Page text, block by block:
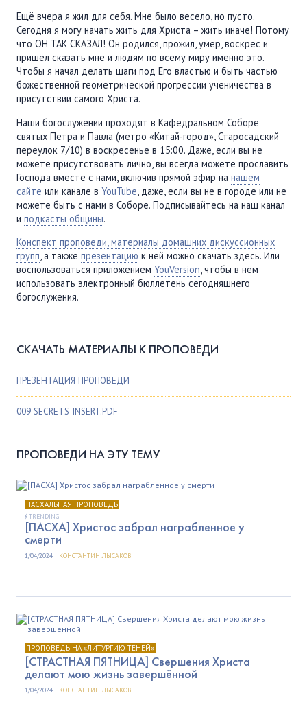
Ещё вчера я жил для себя. Мне было весело, но пусто.
Сегодня я могу начать жить для Христа – жить иначе! Потому
что ОН ТАК СКАЗАЛ! Он родился, прожил, умер, воскрес и
пришёл сказать мне и людям по всему миру именно это.
Чтобы я начал делать шаги под Его властью и быть частью
божественной геометрической прогрессии ученичества в
присутствии самого Христа.
Наши богослужении проходят в Кафедральном Соборе
святых Петра и Павла (метро «Китай-город», Старосадский
переулок 7/10) в воскресенье в 15:00. Даже, если вы не
можете присутствовать лично, вы всегда можете прославить
Господа вместе с нами, включив прямой эфир на нашем
сайте или канале в YouTube , даже, если вы не в городе или не
можете быть с нами в Соборе. Подписывайтесь на наш канал
и подкасты общины.
Конспект проповеди, материалы домашних дискуссионных
групп, а также презентацию к ней можно скачать здесь. Или
воспользоваться приложением YouVersion, чтобы в нём
использовать электронный бюллетень сегодняшнего
богослужения.
СКАЧАТЬ МАТЕРИАЛЫ К ПРОПОВЕДИ
ПРЕЗЕНТАЦИЯ ПРОПОВЕДИ
009 SECRETS INSERT.PDF
ПРОПОВЕДИ НА ЭТУ ТЕМУ
ПАСХАЛЬНАЯ ПРОПОВЕДЬ
TRENDING
[ПАСХА] Христос забрал награбленное у
смерти
1/04/2024 | КОНСТАНТИН ЛЫСАКОВ
ПРОПОВЕДЬ НА «ЛИТУРГИЮ ТЕНЕЙ»
[СТРАСТНАЯ ПЯТНИЦА] Свершения Христа
делают мою жизнь завершённой
1/04/2024 | КОНСТАНТИН ЛЫСАКОВ